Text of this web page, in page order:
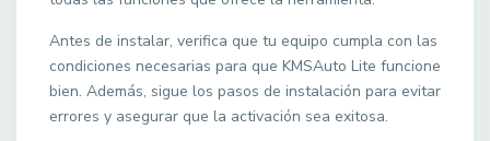
Antes de instalar, verifica que tu equipo cumpla con las
condiciones necesarias para que KMSAuto Lite funcione
bien. Además, sigue los pasos de instalación para evitar
errores y asegurar que la activación sea exitosa.